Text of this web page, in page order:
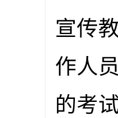
宣传
作人
的考